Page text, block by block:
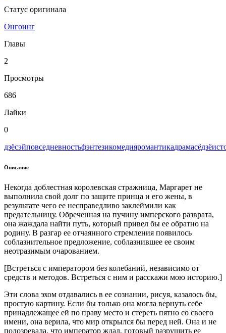
Статус оригинала
Онгоинг
Главы
2
Просмотры
686
Лайки
0
дзёсэйповседневностьфэнтезикомедияромантикадрамасёдзё
Описание
Некогда доблестная королевская стражница, Маргарет не
выполнила свой долг по защите принца и его жены, в
результате чего ее несправедливо заклеймили как
предательницу. Обреченная на пучину имперского разврата,
она жаждала найти путь, который привел бы ее обратно на
родину. В разгар ее отчаянного стремления появилось
соблазнительное предложение, соблазнившее ее своим
неотразимым очарованием.
[Встреться с императором без колебаний, независимо от
средств и методов. Встреться с ним и расскажи мою историю.]
Эти слова эхом отдавались в ее сознании, рисуя, казалось бы,
простую картину. Если бы только она могла вернуть себе
принадлежащее ей по праву место и стереть пятно со своего
имени, она верила, что мир открылся бы перед ней. Она и не
подозревала, что император ждал, готовый разрушить ее